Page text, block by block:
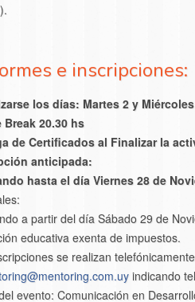
e inscripciones:
los días: Martes 2 y
Break 20.30 hs
de Certificados al Finalizar la
anticipada:
hasta el día Viernes 28 de
a partir del día Sábado 29 de
educativa exenta de impuestos.
se realizan
indicando
evento: Comunicación en